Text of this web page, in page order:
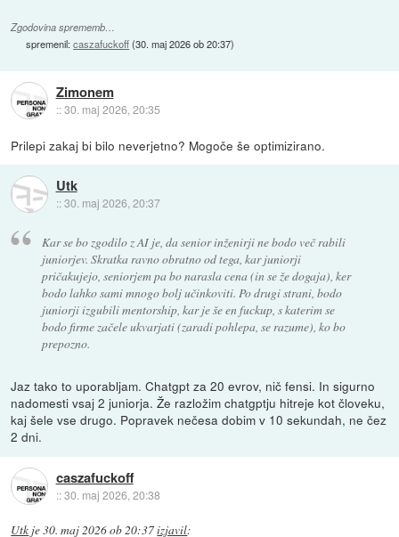
Zgodovina sprememb…
spremenil:caszafuckoff(30. maj 2026 ob 20:37)
Zimonem
::30. maj 2026, 20:35
Prilepi zakaj bi bilo neverjetno? Mogoče še optimizirano.
Utk
::30. maj 2026, 20:37
Kar se bo zgodilo z AI je, da senior inženirji ne bodo več rabili
juniorjev. Skratka ravno obratno od tega, kar juniorji
pričakujejo, seniorjem pa bo narasla cena (in se že dogaja), ker
bodo lahko sami mnogo bolj učinkoviti. Po drugi strani, bodo
juniorji izgubili mentorship, kar je še en fuckup, s katerim se
bodo firme začele ukvarjati (zaradi pohlepa, se razume), ko bo
prepozno.
Jaz tako to uporabljam. Chatgpt za 20 evrov, nič fensi. In sigurno
nadomesti vsaj 2 juniorja. Že razložim chatgptju hitreje kot človeku,
kaj šele vse drugo. Popravek nečesa dobim v 10 sekundah, ne čez
2 dni.
caszafuckoff
::30. maj 2026, 20:38
Utk je30. maj 2026 ob 20:37izjavil: